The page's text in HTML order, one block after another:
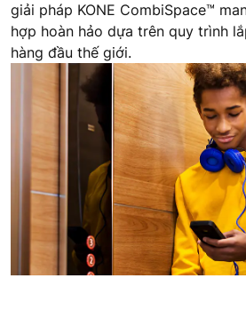
giải pháp KONE CombiSpace™
hợp hoàn hảo dựa trên quy trình
hàng đầu thế giới.